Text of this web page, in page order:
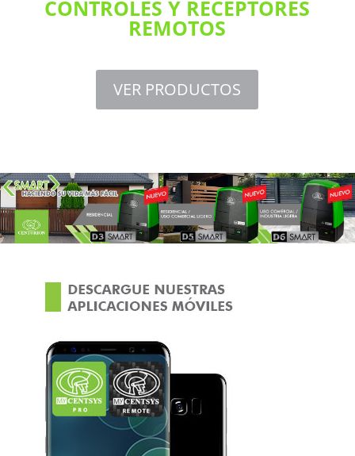
CONTROLES Y RECEPTORES
REMOTOS
VER PRODUCTOS